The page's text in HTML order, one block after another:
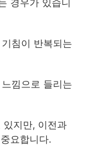
경우가 있습니
침이 반복되는
낌으로 들리는
지만, 이전과
요합니다.